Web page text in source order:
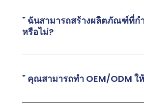
ฉันสามารถสร้างผลิตภัณฑ์ที่ก
หรือไม่?
คุณสามารถทำ OEM/ODM ใ